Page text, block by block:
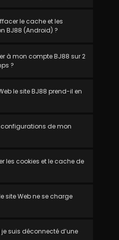
le cache et les
BJ88 (Android) ?
à mon compte BJ88 sur 2
?
le site BJ88 prend-il en
de mon
les cookies et le cache de
site Web ne se charge
suis déconnecté d’une